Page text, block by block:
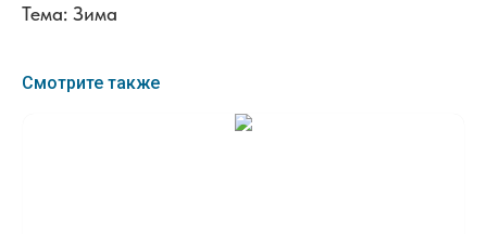
Тема: Зима
Смотрите также